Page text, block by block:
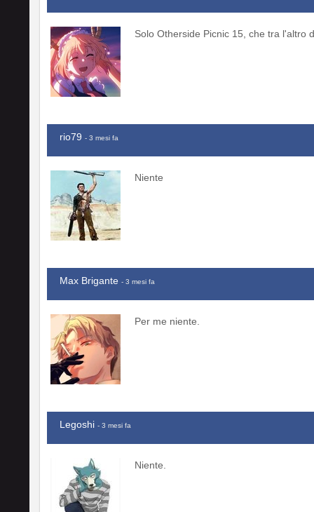
Solo Otherside Picnic 15, che tra l'altro
rio79 - 3 mesi fa
Niente
Max Brigante - 3 mesi fa
Per me niente.
Legoshi - 3 mesi fa
Niente.